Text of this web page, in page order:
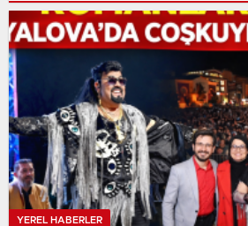
YEREL HABERLER